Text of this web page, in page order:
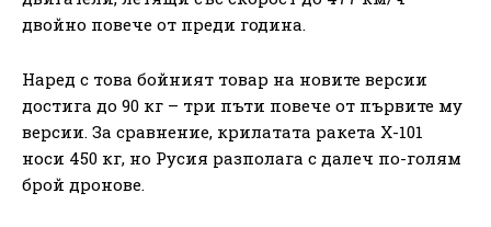
двойно повече от преди година.
Наред с това бойният товар на новите версии
достига до 90 кг – три пъти повече от първите му
версии. За сравнение, крилатата ракета Х-101
носи 450 кг, но Русия разполага с далеч по-голям
брой дронове.